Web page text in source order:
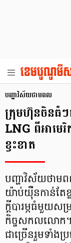
បញ្ហាវិស័យថាមពល
ក្រុមហ៊ុនចិនធំៗ
LNG ពីអាម
ខ្វះខាត
បញ្ហាវិស័យថាម
យ៉ាប់យ៉ឺនកាន់តែខ្
ក្ដីបារម្ភធំមួយ
កិច្ចសកលលោក។
ជាច្រើនរួមទាំ